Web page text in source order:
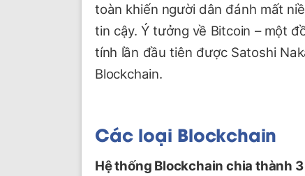
toàn khiến người dân đánh mất
tin cậy. Ý tưởng về Bitcoin – một
tính lần đầu tiên được Satoshi
Blockchain.
Các loại Blockchain
Hệ thống Blockchain chia thành